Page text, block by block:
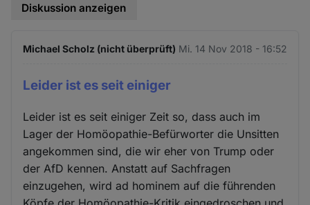
Diskussion anzeigen
Michael Scholz (nicht überprüft) Mi. 14 Nov 2018 - 16:52
Leider ist es seit einiger
Leider ist es seit einiger Zeit so, dass auch im
Lager der Homöopathie-Befürworter die Unsitten
angekommen sind, die wir eher von Trump oder
der AfD kennen. Anstatt auf Sachfragen
einzugehen, wird ad hominem auf die führenden